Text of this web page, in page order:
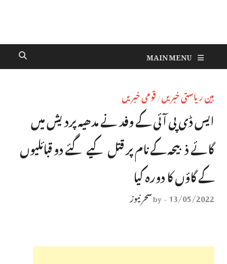
MAIN MENU
بین ریاستی خبریں / قومی خبریں
ایس ڈی پی آئی کے وفد نے مدھیہ پردیش میں
گائے ذبیحہ کے نام پر قتل کیے گئے دو قبائلیوں
کے گاؤں کا دورہ کیا
13/05/2022
-
byسحر نیوز